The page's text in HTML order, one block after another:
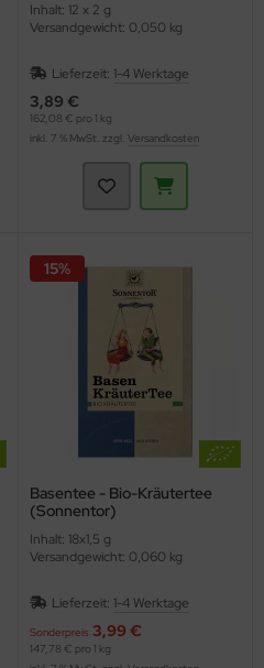
Inhalt: 12 x 2 g
Versandgewicht: 0,050 kg
Lieferzeit: 1-4 Werktage
3,89 €
162,08 € pro 1 kg
inkl. 7 % MwSt. zzgl. Versandkosten
Basentee - Bio-Kräutertee
(Sonnentor)
Inhalt: 18x1,5 g
Versandgewicht: 0,060 kg
Lieferzeit: 1-4 Werktage
Sonderpreis 3,99 €
15%
147,78 € pro 1 kg